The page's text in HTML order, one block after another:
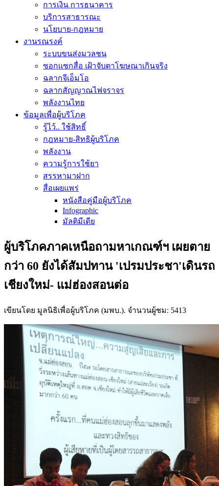
การเงิน การธนาคาร
บริการสาธารณะ
นโยบาย-กฎหมาย
งานรณรงค์
ระบบขนส่งมวลชน
ซอกแซกสื่อ เฝ้าจับตาโฆษณาเกินจริง
ฉลากจีเอ็มโอ
ฉลากสัญญาณไฟจราจร
พลังงานไทย
ข้อมูลเพื่อผู้บริโภค
รู้ไว้.. ใช้สิทธิ์
กฎหมาย-สิทธิผู้บริโภค
พลังงาน
ความรู้การใช้ยา
สรรหามาฝาก
สื่อเผยแพร่
หนังสือคู่มือผู้บริโภค
Infographic
มัลติมีเดีย
ผู้บริโภคภาคเหนือถามหาเกณฑ์ฯ เผยตาย
กว่า 60 ยังได้สัมปทาน 'เปรมประชา'เดินรถ
เชียงใหม่- แม่ฮ่องสอนต่อ
เขียนโดย มูลนิธิเพื่อผู้บริโภค (มพบ.). จำนวนผู้ชม: 5413